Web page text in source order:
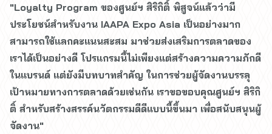
"Loyalty Program ของศูนย์ฯ สิริกิติ์ พิสูจน์แล้วว่ามี
ประโยชน์สำหรับงาน IAAPA Expo Asia เป็นอย่างมาก
สามารถใช้แลกคะแนนสะสม มาช่วยส่งเสริมการตลาดของ
เราได้เป็นอย่างดี โปรแกรมนี้ไม่เพียงแต่สร้างความความภักดี
ในแบรนด์ แต่ยังมีบทบาทสำคัญ ในการช่วยผู้จัดงานบรรลุ
เป้าหมายทางการตลาดด้วยเช่นกัน เราขอขอบคุณศูนย์ฯ สิริกิ
ติ์ สำหรับสร้างสรรค์นวัตกรรมดีดีแบบนี้ขึ้นมา เพื่อสนับสนุนผู้
จัดงาน"